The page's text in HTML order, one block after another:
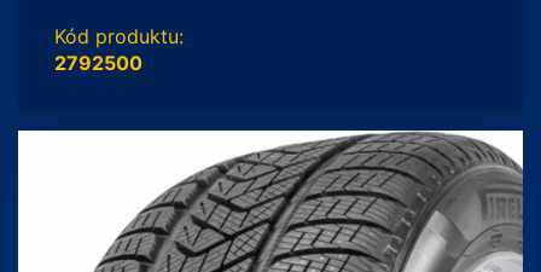
Kód produktu:
2792500